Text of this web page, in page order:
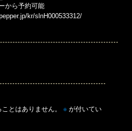
から予約可能
kr/slnH000533312/
とはありません。 ※ が付いてい